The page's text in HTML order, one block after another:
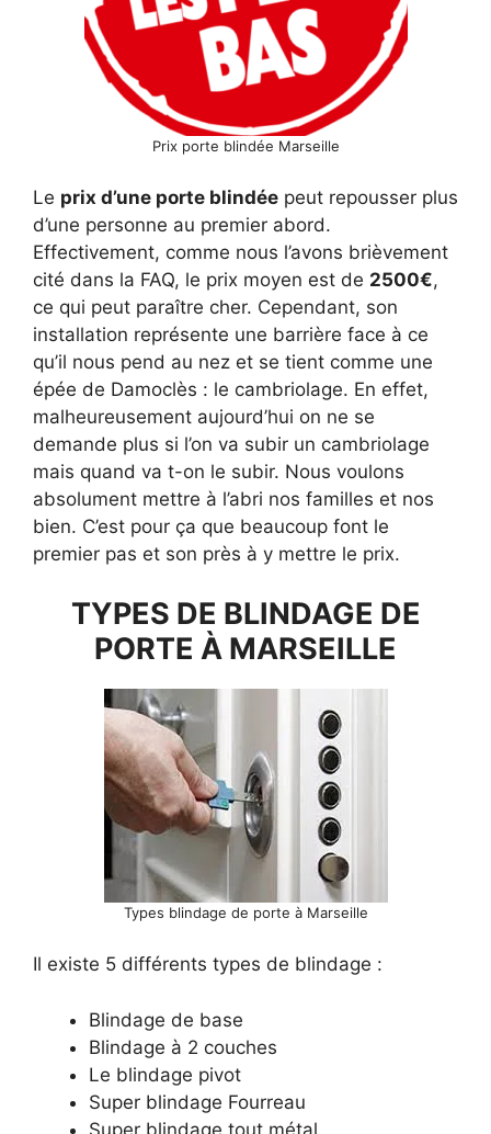
Prix porte blindée Marseille
Le prix d’une porte blindée peut repousser plus
d’une personne au premier abord.
Effectivement, comme nous l’avons brièvement
cité dans la FAQ, le prix moyen est de 2500€,
ce qui peut paraître cher. Cependant, son
installation représente une barrière face à ce
qu’il nous pend au nez et se tient comme une
épée de Damoclès : le cambriolage. En effet,
malheureusement aujourd’hui on ne se
demande plus si l’on va subir un cambriolage
mais quand va t-on le subir. Nous voulons
absolument mettre à l’abri nos familles et nos
bien. C’est pour ça que beaucoup font le
premier pas et son près à y mettre le prix.
TYPES DE BLINDAGE DE
PORTE À MARSEILLE
Types blindage de porte à Marseille
Il existe 5 différents types de blindage :
Blindage de base
Blindage à 2 couches
Le blindage pivot
Super blindage Fourreau
Super blindage tout métal